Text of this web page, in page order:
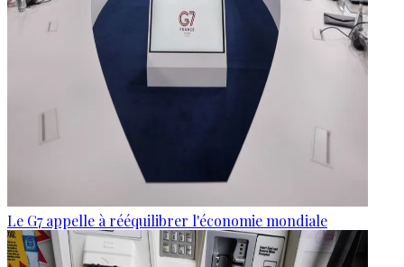
Le G7 appelle à rééquilibrer l'économie mondiale